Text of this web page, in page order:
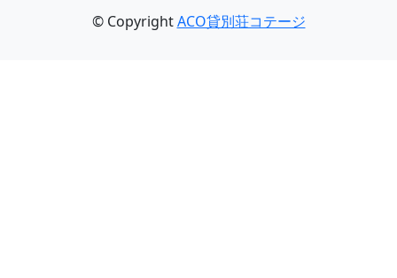
© CopyrightACO貸別荘コテージ